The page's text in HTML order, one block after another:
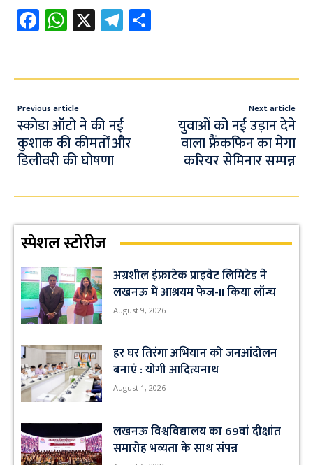
Fa
ce
o
o
k
W
h
s
A
p
p
X Te
le
a
m
e
Previous article
स्कोडा ऑटो ने की नई
कुशाक की कीमतों और
डिलीवरी की घोषणा
Next article
युवाओं को नई उड़ान देने
वाला फ्रैंकफिन का मेगा
करियर सेमिनार सम्पन्न
स्पेशल स्टोरीज
अग्रशील इंफ्राटेक प्राइवेट लिमिटेड ने
लखनऊ में आश्रयम फेज-II किया लॉन्च
August 9, 2026
हर घर तिरंगा अभियान को जनआंदोलन
बनाएं : योगी आदित्यनाथ
August 1, 2026
लखनऊ विश्वविद्यालय का 69वां दीक्षांत
समारोह भव्यता के साथ संपन्न